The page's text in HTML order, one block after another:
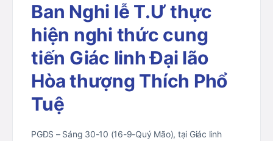
Ban Nghi lễ T.Ư thực
hiện nghi thức cung
tiến Giác linh Đại lão
Hòa thượng Thích Phổ
Tuệ
PGĐS – Sáng 30-10 (16-9-Quý Mão), tại Giác linh